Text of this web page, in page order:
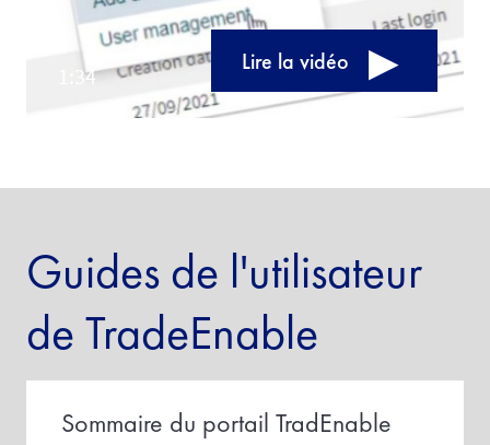
Lire la vidéo
Guides de l'utilisateur
de TradeEnable
Sommaire du portail TradEnable